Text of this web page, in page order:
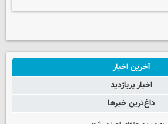
آخرین اخبار
اخبار پربازدید
داغ‌ترین خبرها